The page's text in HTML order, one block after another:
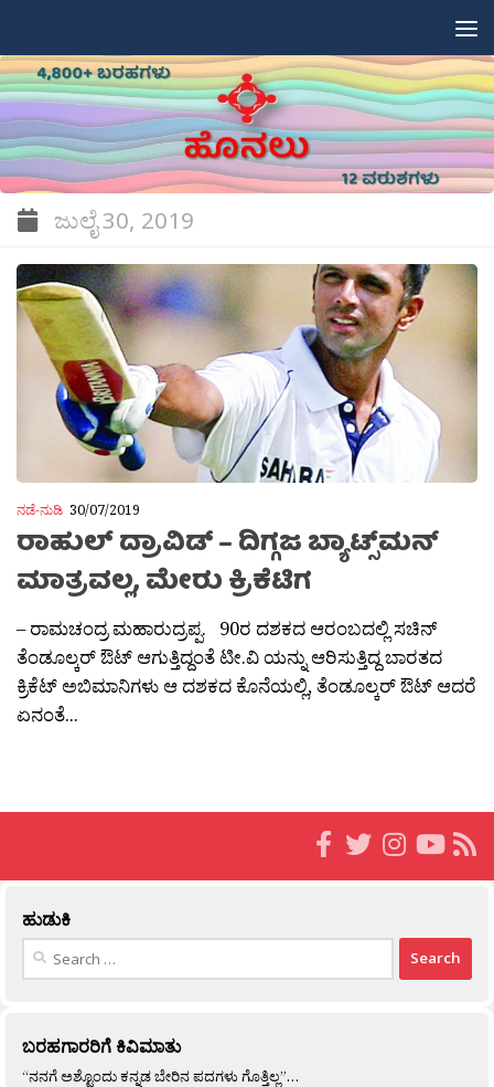
ಜುಲೈ 30, 2019
ನಡೆ-ನುಡಿ 30/07/2019
ರಾಹುಲ್ ದ್ರಾವಿಡ್ – ದಿಗ್ಗಜ ಬ್ಯಾಟ್ಸ್‌ಮನ್
ಮಾತ್ರವಲ್ಲ, ಮೇರು ಕ್ರಿಕೆಟಿಗ
– ರಾಮಚಂದ್ರ ಮಹಾರುದ್ರಪ್ಪ. 90ರ ದಶಕದ ಆರಂಬದಲ್ಲಿ ಸಚಿನ್
ತೆಂಡೂಲ್ಕರ್ ಔಟ್ ಆಗುತ್ತಿದ್ದಂತೆ ಟೀ.ವಿ ಯನ್ನು ಆರಿಸುತ್ತಿದ್ದ ಬಾರತದ
ಕ್ರಿಕೆಟ್ ಅಬಿಮಾನಿಗಳು ಆ ದಶಕದ ಕೊನೆಯಲ್ಲಿ, ತೆಂಡೂಲ್ಕರ್ ಔಟ್ ಆದರೆ
ಏನಂತೆ...
ಹುಡುಕಿ
Search
ಬರಹಗಾರರಿಗೆ ಕಿವಿಮಾತು
“ನನಗೆ ಅಶ್ಟೊಂದು ಕನ್ನಡ ಬೇರಿನ ಪದಗಳು ಗೊತ್ತಿಲ್ಲ”…